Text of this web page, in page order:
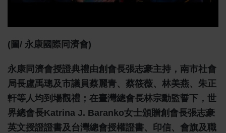
(圖/ 永康國際同濟會)
永康同濟會授證典禮由創會長張志豪主持，南市社會
局長盧禹璁及市議員蔡麗青、蔡筱薇、林美燕、朱正
軒等人均到場觀禮；在臺灣總會長林宗勳監誓下，世
界總會長Katrina J. Baranko女士頒贈創會長張志豪
英文授證證書及台灣總會授權證書、印信、會旗及職